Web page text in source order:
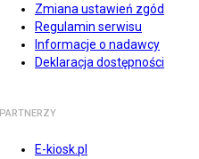
Zmiana ustawień zgód
Regulamin serwisu
Informacje o nadawcy
Deklaracja dostępności
PARTNERZY
E-kiosk.pl